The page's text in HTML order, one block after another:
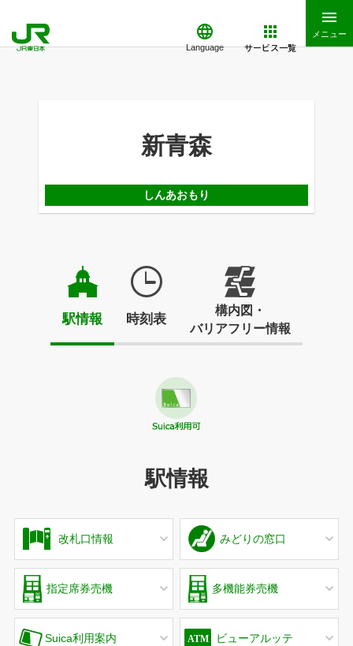
Language サービス一覧
メニュー
新青森
しんあおもり
駅情報 時刻表
構内図・
バリアフリー情報
駅情報
改札口情報 みどりの窓口
指定席券売機 多機能券売機
Suica利用案内 ビューアルッテ